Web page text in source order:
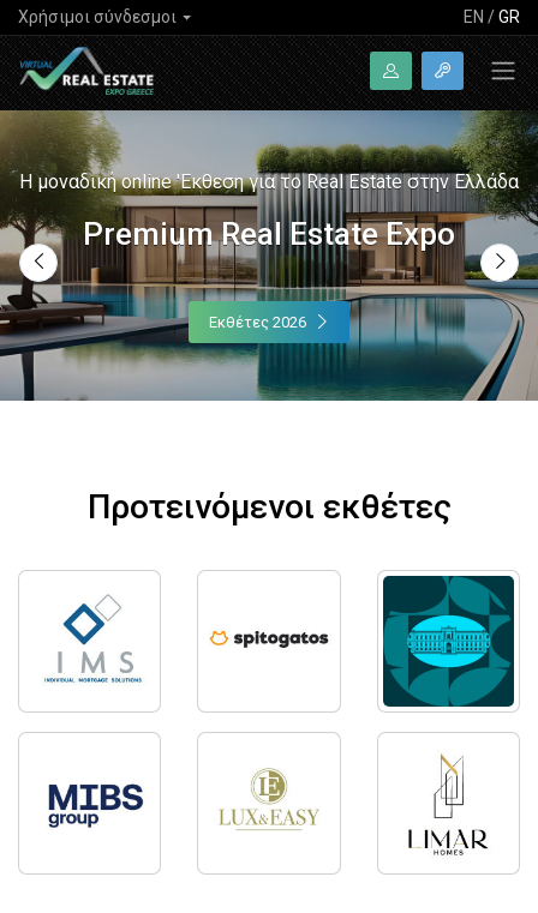
Χρήσιμοι σύνδεσμοι EN /GR
Η μοναδική online 'Εκθεση για το Real Estate στην Ελλάδα
Premium Real Estate Expo
Εκθέτες 2026
Προτεινόμενοι εκθέτες